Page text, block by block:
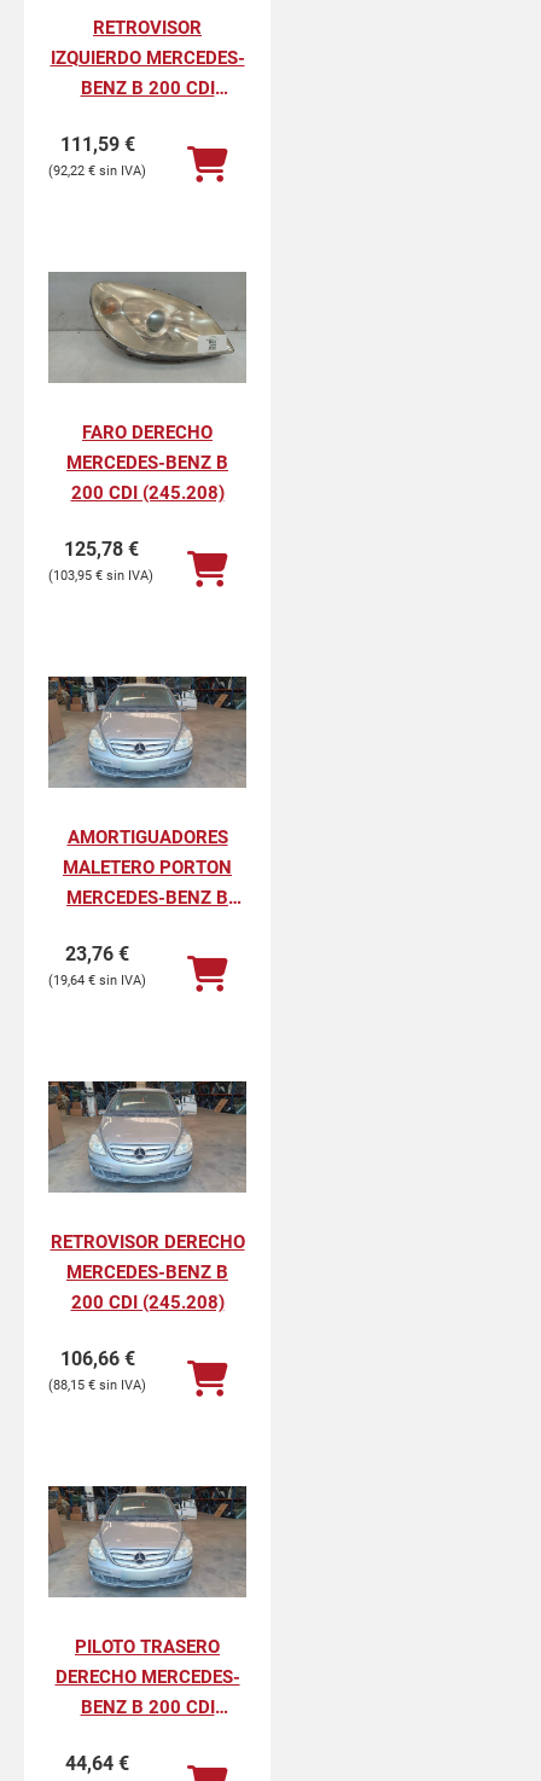
RETROVISOR
IZQUIERDO MERCEDES-
BENZ B 200 CDI
111,59 €
92,22 €
FARO DERECHO
MERCEDES-BENZ B
200 CDI (245.208)
125,78 €
103,95 €
AMORTIGUADORES
MALETERO PORTON
MERCEDES-BENZ B
23,76 €
19,64 €
RETROVISOR DERECHO
MERCEDES-BENZ B
200 CDI (245.208)
106,66 €
88,15 €
PILOTO TRASERO
DERECHO MERCEDES-
BENZ B 200 CDI
44,64 €